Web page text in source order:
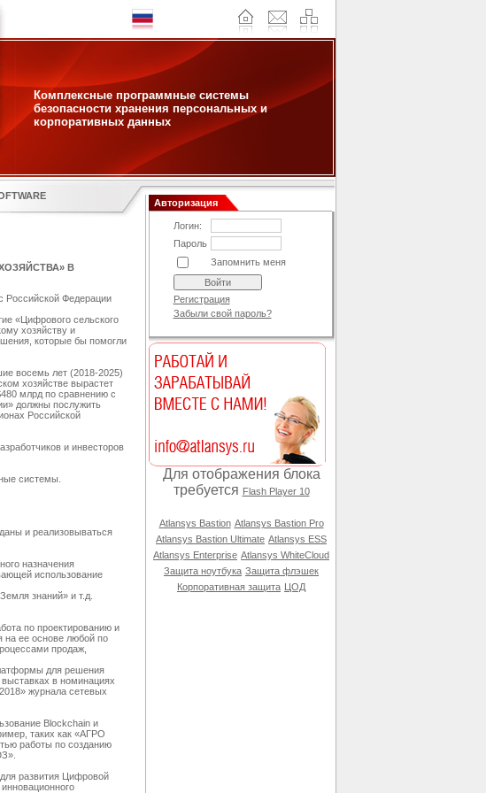
Комплексные программные системы
безопасности хранения персональных и
корпоративных данных
В
Российской Федерации
«Цифрового сельского
хозяйству и
которые бы помогли
восемь лет (2018-2025)
хозяйстве вырастет
млрд по сравнению с
должны послужить
Российской
и инвесторов
системы.
и реализовываться
назначения
использование
знаний» и т.д.
по проектированию и
на ее основе любой по
продаж,
для решения
в номинациях
журнала сетевых
Blockchain и
таких как «АГРО
работы по созданию
развития Цифровой
Авторизация
Логин:
Пароль
Запомнить меня
Регистрация
Забыли свой пароль?
Для отображения блока
требуется Flash Player 10
Atlansys Bastion Atlansys Bastion Pro
Atlansys Bastion Ultimate Atlansys ESS
Atlansys Enterprise Atlansys WhiteCloud
Защита ноутбука Защита флэшек
Корпоративная защита ЦОД